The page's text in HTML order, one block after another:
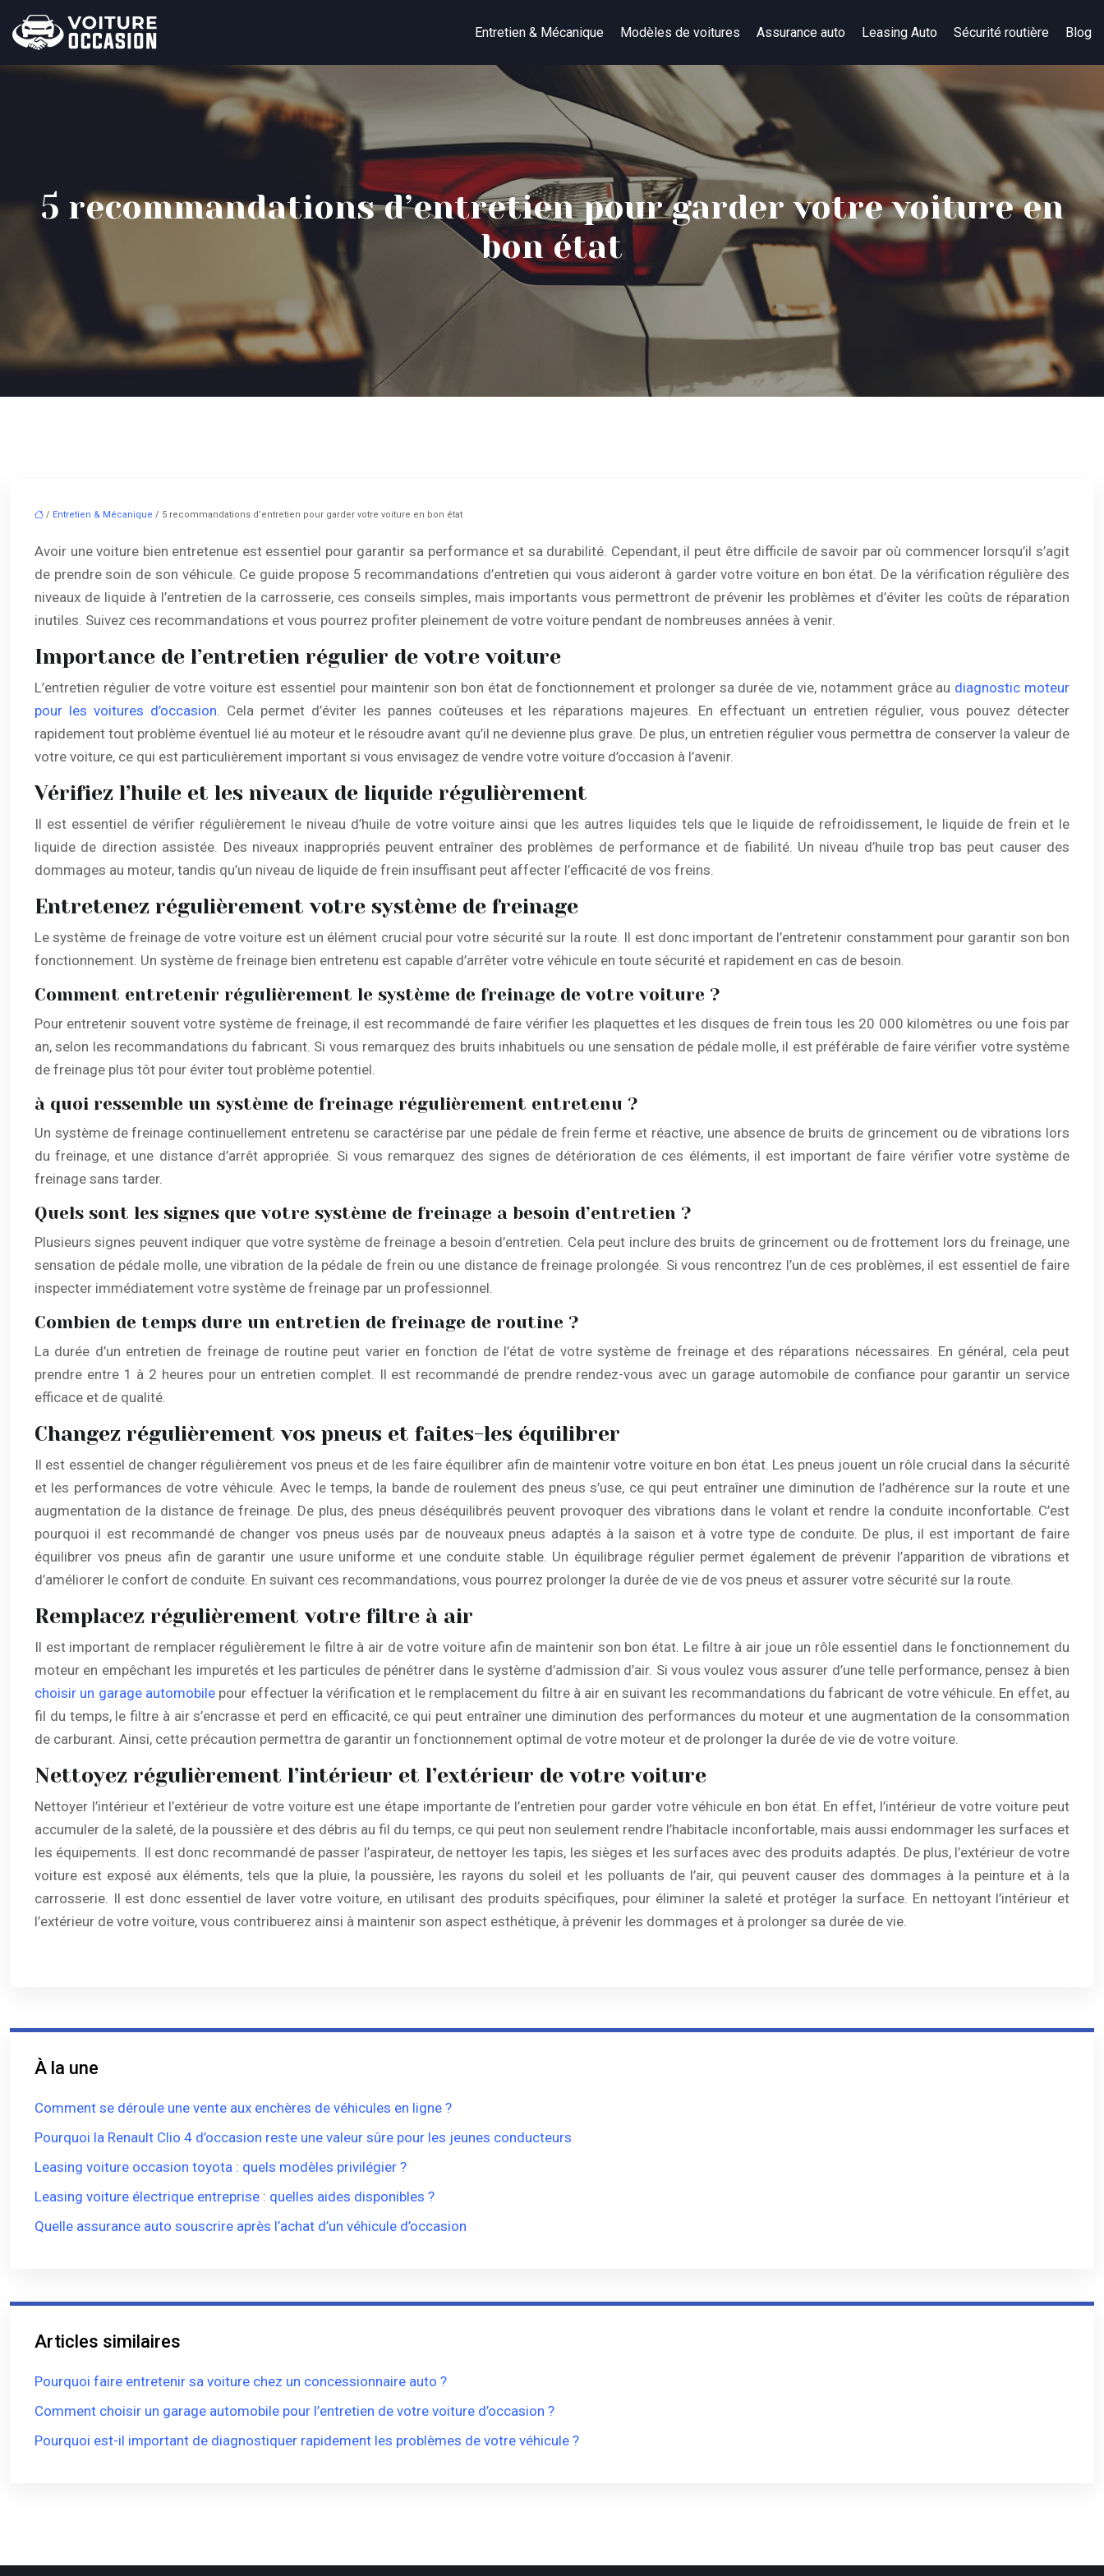
Entretien & Mécanique Modèles de voitures Assurance auto Leasing Auto Sécurité routière Blog
5 recommandations d’entretien pour garder votre voiture en
bon état
/ Entretien & Mécanique / 5 recommandations d’entretien pour garder votre voiture en bon état
Avoir une voiture bien entretenue est essentiel pour garantir sa performance et sa durabilité. Cependant, il peut être difficile de savoir par où commencer lorsqu’il s’agit
de prendre soin de son véhicule. Ce guide propose 5 recommandations d’entretien qui vous aideront à garder votre voiture en bon état. De la vérification régulière des
niveaux de liquide à l’entretien de la carrosserie, ces conseils simples, mais importants vous permettront de prévenir les problèmes et d’éviter les coûts de réparation
inutiles. Suivez ces recommandations et vous pourrez profiter pleinement de votre voiture pendant de nombreuses années à venir.
Importance de l’entretien régulier de votre voiture
L’entretien régulier de votre voiture est essentiel pour maintenir son bon état de fonctionnement et prolonger sa durée de vie, notamment grâce au diagnostic moteur
pour les voitures d’occasion. Cela permet d’éviter les pannes coûteuses et les réparations majeures. En effectuant un entretien régulier, vous pouvez détecter
rapidement tout problème éventuel lié au moteur et le résoudre avant qu’il ne devienne plus grave. De plus, un entretien régulier vous permettra de conserver la valeur de
votre voiture, ce qui est particulièrement important si vous envisagez de vendre votre voiture d’occasion à l’avenir.
Vérifiez l’huile et les niveaux de liquide régulièrement
Il est essentiel de vérifier régulièrement le niveau d’huile de votre voiture ainsi que les autres liquides tels que le liquide de refroidissement, le liquide de frein et le
liquide de direction assistée. Des niveaux inappropriés peuvent entraîner des problèmes de performance et de fiabilité. Un niveau d’huile trop bas peut causer des
dommages au moteur, tandis qu’un niveau de liquide de frein insuffisant peut affecter l’efficacité de vos freins.
Entretenez régulièrement votre système de freinage
Le système de freinage de votre voiture est un élément crucial pour votre sécurité sur la route. Il est donc important de l’entretenir constamment pour garantir son bon
fonctionnement. Un système de freinage bien entretenu est capable d’arrêter votre véhicule en toute sécurité et rapidement en cas de besoin.
Comment entretenir régulièrement le système de freinage de votre voiture ?
Pour entretenir souvent votre système de freinage, il est recommandé de faire vérifier les plaquettes et les disques de frein tous les 20 000 kilomètres ou une fois par
an, selon les recommandations du fabricant. Si vous remarquez des bruits inhabituels ou une sensation de pédale molle, il est préférable de faire vérifier votre système
de freinage plus tôt pour éviter tout problème potentiel.
à quoi ressemble un système de freinage régulièrement entretenu ?
Un système de freinage continuellement entretenu se caractérise par une pédale de frein ferme et réactive, une absence de bruits de grincement ou de vibrations lors
du freinage, et une distance d’arrêt appropriée. Si vous remarquez des signes de détérioration de ces éléments, il est important de faire vérifier votre système de
freinage sans tarder.
Quels sont les signes que votre système de freinage a besoin d’entretien ?
Plusieurs signes peuvent indiquer que votre système de freinage a besoin d’entretien. Cela peut inclure des bruits de grincement ou de frottement lors du freinage, une
sensation de pédale molle, une vibration de la pédale de frein ou une distance de freinage prolongée. Si vous rencontrez l’un de ces problèmes, il est essentiel de faire
inspecter immédiatement votre système de freinage par un professionnel.
Combien de temps dure un entretien de freinage de routine ?
La durée d’un entretien de freinage de routine peut varier en fonction de l’état de votre système de freinage et des réparations nécessaires. En général, cela peut
prendre entre 1 à 2 heures pour un entretien complet. Il est recommandé de prendre rendez-vous avec un garage automobile de confiance pour garantir un service
efficace et de qualité.
Changez régulièrement vos pneus et faites-les équilibrer
Il est essentiel de changer régulièrement vos pneus et de les faire équilibrer afin de maintenir votre voiture en bon état. Les pneus jouent un rôle crucial dans la sécurité
et les performances de votre véhicule. Avec le temps, la bande de roulement des pneus s’use, ce qui peut entraîner une diminution de l’adhérence sur la route et une
augmentation de la distance de freinage. De plus, des pneus déséquilibrés peuvent provoquer des vibrations dans le volant et rendre la conduite inconfortable. C’est
pourquoi il est recommandé de changer vos pneus usés par de nouveaux pneus adaptés à la saison et à votre type de conduite. De plus, il est important de faire
équilibrer vos pneus afin de garantir une usure uniforme et une conduite stable. Un équilibrage régulier permet également de prévenir l’apparition de vibrations et
d’améliorer le confort de conduite. En suivant ces recommandations, vous pourrez prolonger la durée de vie de vos pneus et assurer votre sécurité sur la route.
Remplacez régulièrement votre filtre à air
Il est important de remplacer régulièrement le filtre à air de votre voiture afin de maintenir son bon état. Le filtre à air joue un rôle essentiel dans le fonctionnement du
moteur en empêchant les impuretés et les particules de pénétrer dans le système d’admission d’air. Si vous voulez vous assurer d’une telle performance, pensez à bien
choisir un garage automobilepour effectuer la vérification et le remplacement du filtre à air en suivant les recommandations du fabricant de votre véhicule. En effet, au
fil du temps, le filtre à air s’encrasse et perd en efficacité, ce qui peut entraîner une diminution des performances du moteur et une augmentation de la consommation
de carburant. Ainsi, cette précaution permettra de garantir un fonctionnement optimal de votre moteur et de prolonger la durée de vie de votre voiture.
Nettoyez régulièrement l’intérieur et l’extérieur de votre voiture
Nettoyer l’intérieur et l’extérieur de votre voiture est une étape importante de l’entretien pour garder votre véhicule en bon état. En effet, l’intérieur de votre voiture peut
accumuler de la saleté, de la poussière et des débris au fil du temps, ce qui peut non seulement rendre l’habitacle inconfortable, mais aussi endommager les surfaces et
les équipements. Il est donc recommandé de passer l’aspirateur, de nettoyer les tapis, les sièges et les surfaces avec des produits adaptés. De plus, l’extérieur de votre
voiture est exposé aux éléments, tels que la pluie, la poussière, les rayons du soleil et les polluants de l’air, qui peuvent causer des dommages à la peinture et à la
carrosserie. Il est donc essentiel de laver votre voiture, en utilisant des produits spécifiques, pour éliminer la saleté et protéger la surface. En nettoyant l’intérieur et
l’extérieur de votre voiture, vous contribuerez ainsi à maintenir son aspect esthétique, à prévenir les dommages et à prolonger sa durée de vie.
À la une
Comment se déroule une vente aux enchères de véhicules en ligne ?
Pourquoi la Renault Clio 4 d’occasion reste une valeur sûre pour les jeunes conducteurs
Leasing voiture occasion toyota : quels modèles privilégier ?
Leasing voiture électrique entreprise : quelles aides disponibles ?
Quelle assurance auto souscrire après l’achat d’un véhicule d’occasion
Articles similaires
Pourquoi faire entretenir sa voiture chez un concessionnaire auto ?
Comment choisir un garage automobile pour l’entretien de votre voiture d’occasion ?
Pourquoi est-il important de diagnostiquer rapidement les problèmes de votre véhicule ?